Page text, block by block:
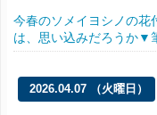
今春のソメイヨシノの花
は、思い込みだろうか▼
2026.04.07 （火曜日）